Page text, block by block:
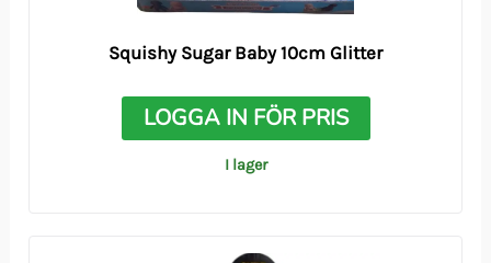
Squishy Sugar Baby 10cm Glitter
LOGGA IN FÖR PRIS
I lager